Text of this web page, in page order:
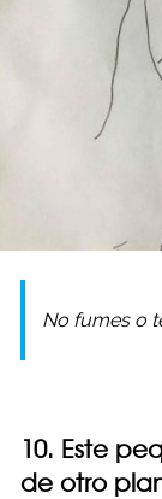
No fumes o
10. Este
de otro